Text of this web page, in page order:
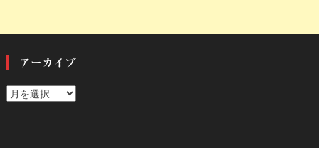
アーカイブ
ア